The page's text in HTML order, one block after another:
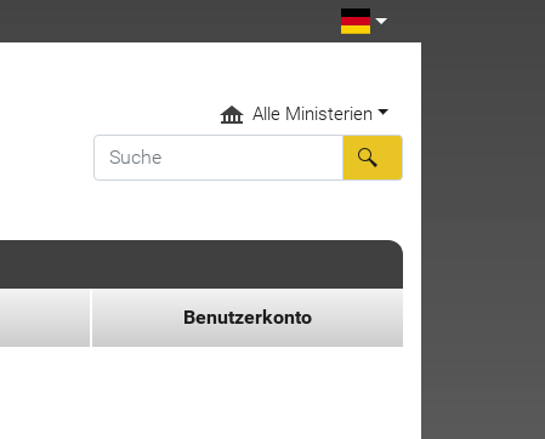
Alle Ministerien
Benutzerkonto